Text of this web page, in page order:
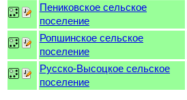
Пениковское сельское
поселение
Ропшинское сельское
поселение
Русско-Высоцкое сельское
поселение